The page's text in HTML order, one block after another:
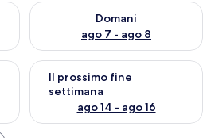
sera, ago 6 - ago 7
Domani
ago 7 - ago 8
Verifica la disponibilità per
fine settimana, ago 7 - ago
Il prossimo fine
settimana
ago 14 - ago 16
Verifica la disponibilità per il